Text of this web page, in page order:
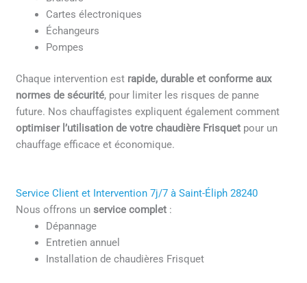
Cartes électroniques
Échangeurs
Pompes
Chaque intervention est rapide, durable et conforme aux
normes de sécurité, pour limiter les risques de panne
future. Nos chauffagistes expliquent également comment
optimiser l’utilisation de votre chaudière Frisquet pour un
chauffage efficace et économique.
Service Client et Intervention 7j/7 à Saint-Éliph 28240
Nous offrons unservice complet :
Dépannage
Entretien annuel
Installation de chaudières Frisquet